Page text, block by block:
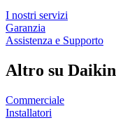
I nostri servizi
Garanzia
Assistenza e Supporto
Altro su Daikin
Commerciale
Installatori